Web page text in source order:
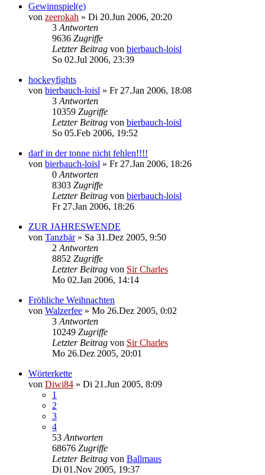
Gewinnspiel(e)
von zeerokah » Di 20.Jun 2006, 20:20
3 Antworten
9636 Zugriffe
Letzter Beitrag von bierbauch-loisl
So 02.Jul 2006, 23:39
hockeyfights
von bierbauch-loisl » Fr 27.Jan 2006, 18:08
3 Antworten
10359 Zugriffe
Letzter Beitrag von bierbauch-loisl
So 05.Feb 2006, 19:52
darf in der tonne nicht fehlen!!!!
von bierbauch-loisl » Fr 27.Jan 2006, 18:26
0 Antworten
8303 Zugriffe
Letzter Beitrag von bierbauch-loisl
Fr 27.Jan 2006, 18:26
ZUR JAHRESWENDE
von Tanzbär» Sa 31.Dez 2005, 9:50
2 Antworten
8852 Zugriffe
Letzter Beitrag von Sir Charles
Mo 02.Jan 2006, 14:14
Fröhliche Weihnachten
von Walzerfee » Mo 26.Dez 2005, 0:02
3 Antworten
10249 Zugriffe
Letzter Beitrag von Sir Charles
Mo 26.Dez 2005, 20:01
Wörterkette
von Diwi84 » Di 21.Jun 2005, 8:09
1
2
3
4
53 Antworten
68676 Zugriffe
Letzter Beitrag von Ballmaus
Di 01.Nov 2005, 19:37